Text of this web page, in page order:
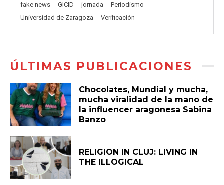
fake news GICID jornada
Periodismo
Universidad de Zaragoza
Verificación
ÚLTIMAS PUBLICACIONES
Chocolates, Mundial y mucha,
mucha viralidad de la mano de
la influencer aragonesa Sabina
Banzo
RELIGION IN CLUJ: LIVING IN
THE ILLOGICAL